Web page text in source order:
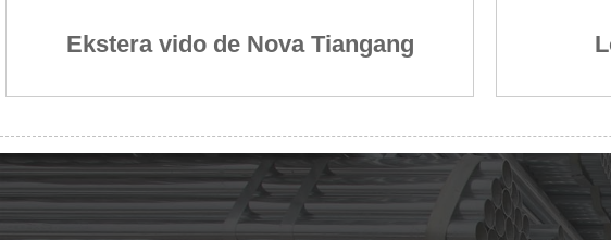
Ekstera vido de Nova Tiangang